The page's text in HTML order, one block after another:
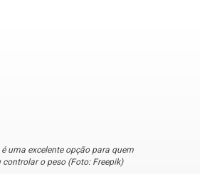
uma excelente opção para quem
controlar o peso (Foto: Freepik)